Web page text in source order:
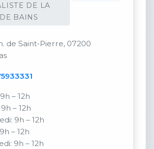
DE LA
BAINS
de Saint-Pierre, 07200
– 12h
– 12h
9h – 12h
– 12h
9h – 12h